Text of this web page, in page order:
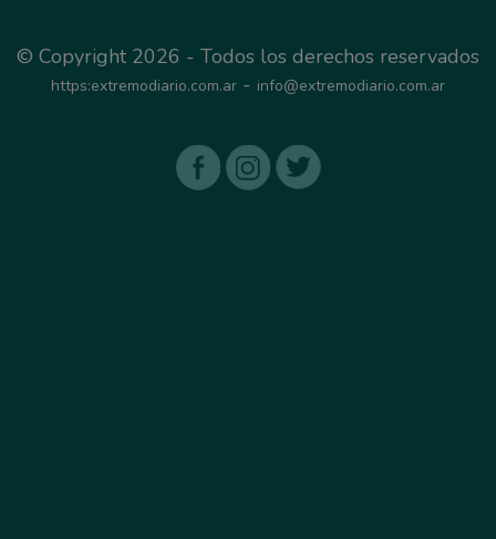
© Copyright 2026 - Todos los derechos reservados
https:extremodiario.com.ar - info@extremodiario.com.ar